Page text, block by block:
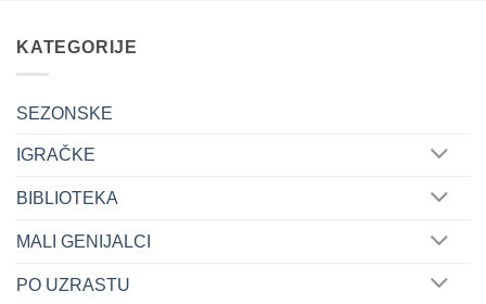
KATEGORIJE
SEZONSKE
IGRAČKE
BIBLIOTEKA
MALI GENIJALCI
PO UZRASTU